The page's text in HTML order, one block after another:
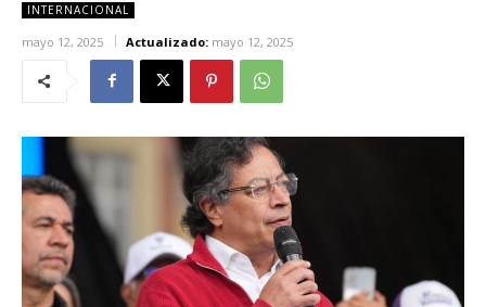
INTERNACIONAL
mayo 12, 2025 Actualizado: mayo 12, 2025